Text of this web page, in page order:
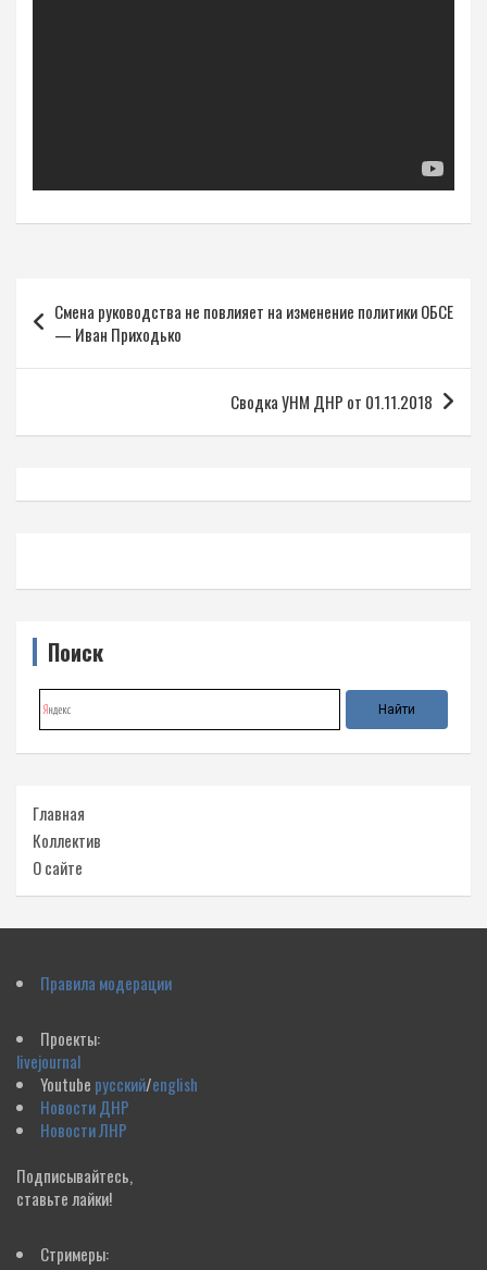
по
записям
Смена руководства не повлияет на изменение политики ОБСЕ
— Иван Приходько
Сводка УНМ ДНР от 01.11.2018
Поиск
Главная
Коллектив
О сайте
Правила модерации
Проекты:
livejournal
Youtube русский/english
Новости ДНР
Новости ЛНР
Подписывайтесь,
ставьте лайки!
Стримеры: